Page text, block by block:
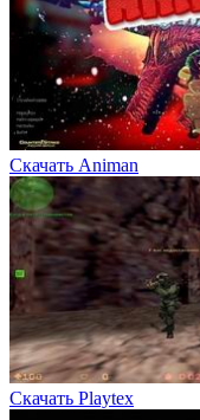
Скачать Animan
Скачать Playtex